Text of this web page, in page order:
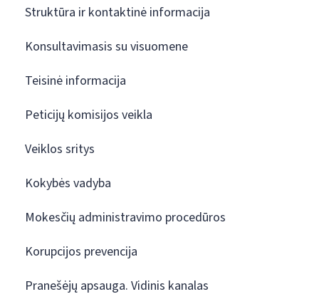
Struktūra ir kontaktinė informacija
Konsultavimasis su visuomene
Teisinė informacija
Peticijų komisijos veikla
Veiklos sritys
Kokybės vadyba
Mokesčių administravimo procedūros
Korupcijos prevencija
Pranešėjų apsauga. Vidinis kanalas